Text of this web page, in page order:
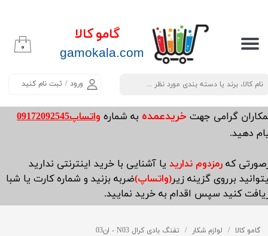
گامو کالا
​​​​​​gamokala.com
ورود / ثبت نام کنید
حساب کاربری من
تغییر گذر واژه
سفارشات
خروج از حساب کاربری
۰
گرامی جهت خریدعمده به شماره واتساپ09172092545
دهید.
که رمزدوم ندارید یا آشنایی با خرید اینترنتی ندارید
برروی گزینه زیر(واتساپ)ضربه بزنید و شماره کارت یا شبا
کنید سپس اقدام به خرید نمایید.
گامو کالا لوازم شکار تفنگ بادی کرال N03 - ان03